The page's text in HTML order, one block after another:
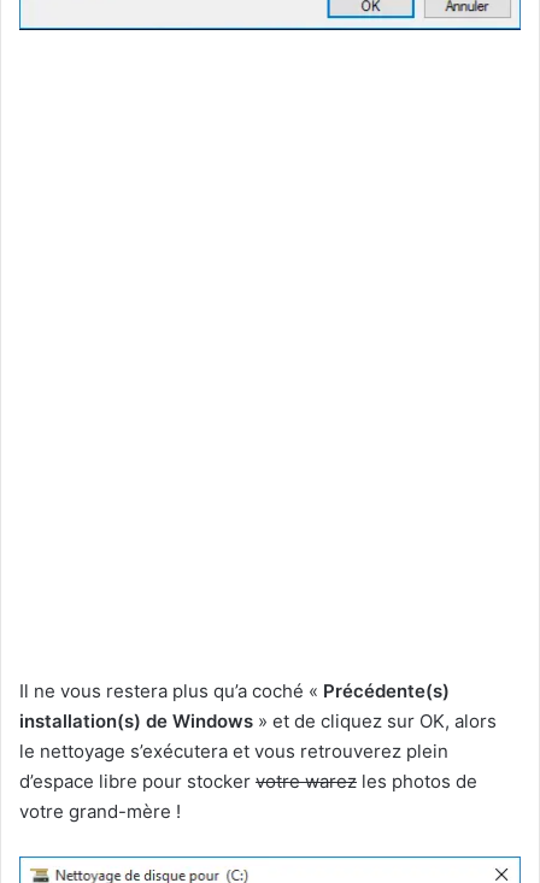
Il ne vous restera plus qu’a coché « Précédente(s)
installation(s) de Windows » et de cliquez sur OK, alors
le nettoyage s’exécutera et vous retrouverez plein
d’espace libre pour stocker votre warez les photos de
votre grand-mère !